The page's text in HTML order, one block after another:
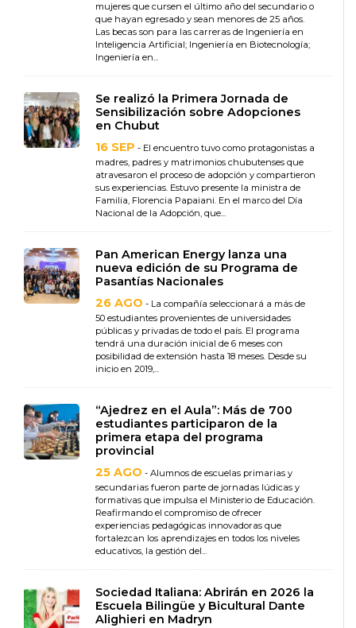
mujeres que cursen el último año del secundario o
que hayan egresado y sean menores de 25 años.
Las becas son para las carreras de Ingeniería en
Inteligencia Artificial; Ingeniería en Biotecnología;
Ingeniería en...
Se realizó la Primera Jornada de
Sensibilización sobre Adopciones
en Chubut
16 SEP - El encuentro tuvo como protagonistas a
madres, padres y matrimonios chubutenses que
atravesaron el proceso de adopción y compartieron
sus experiencias. Estuvo presente la ministra de
Familia, Florencia Papaiani. En el marco del Día
Nacional de la Adopción, que...
Pan American Energy lanza una
nueva edición de su Programa de
Pasantías Nacionales
26 AGO - La compañía seleccionará a más de
50 estudiantes provenientes de universidades
públicas y privadas de todo el país. El programa
tendrá una duración inicial de 6 meses con
posibilidad de extensión hasta 18 meses. Desde su
inicio en 2019,...
“Ajedrez en el Aula”: Más de 700
estudiantes participaron de la
primera etapa del programa
provincial
25 AGO - Alumnos de escuelas primarias y
secundarias fueron parte de jornadas lúdicas y
formativas que impulsa el Ministerio de Educación.
Reafirmando el compromiso de ofrecer
experiencias pedagógicas innovadoras que
fortalezcan los aprendizajes en todos los niveles
educativos, la gestión del...
Sociedad Italiana: Abrirán en 2026 la
Escuela Bilingüe y Bicultural Dante
Alighieri en Madryn